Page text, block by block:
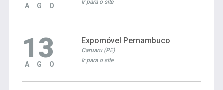
AGO Ir para o site
13
AGO
Expomóvel Pernambuco
Caruaru (PE)
Ir para o site